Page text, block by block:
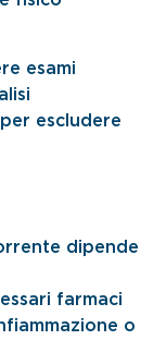
esami
escludere
dipende
farmaci
o